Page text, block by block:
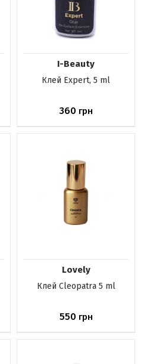
I-Beauty
Клей Expert, 5 ml
360 грн
Lovely
Клей Cleopatra 5 ml
550 грн